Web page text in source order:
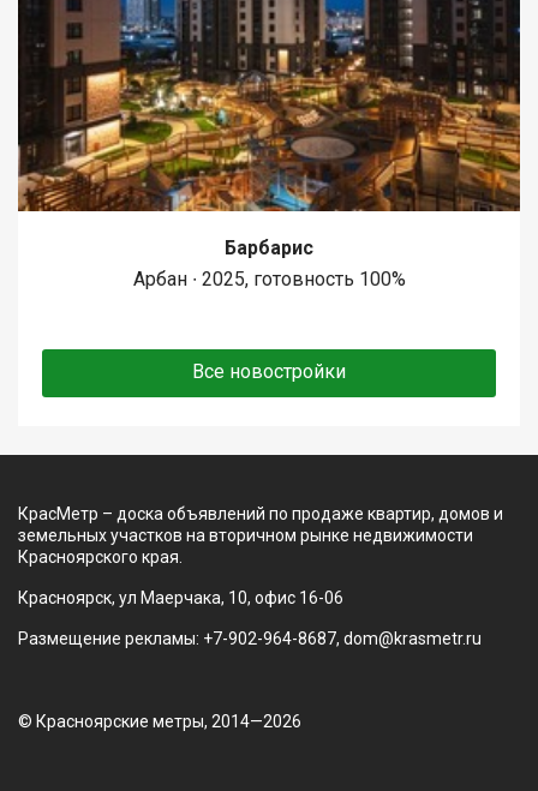
Барбарис
Арбан ∙ 2025, готовность 100%
Все новостройки
КрасМетр – доска объявлений по продаже квартир, домов и
земельных участков на вторичном рынке недвижимости
Красноярского края.
Красноярск, ул Маерчака, 10, офис 16-06
Размещение рекламы: +7-902-964-8687, dom@krasmetr.ru
© Красноярские метры, 2014—2026